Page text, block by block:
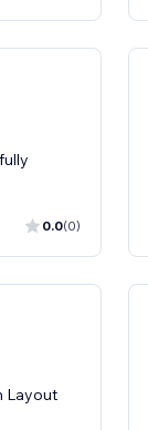
0.0(0)
Layout